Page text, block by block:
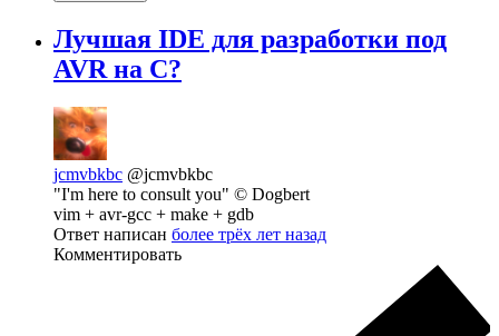
Лучшая IDE для разработки под
AVR на C?
jcmvbkbc @jcmvbkbc
"I'm here to consult you" © Dogbert
vim + avr-gcc + make + gdb
Ответ написан более трёх лет назад
Комментировать